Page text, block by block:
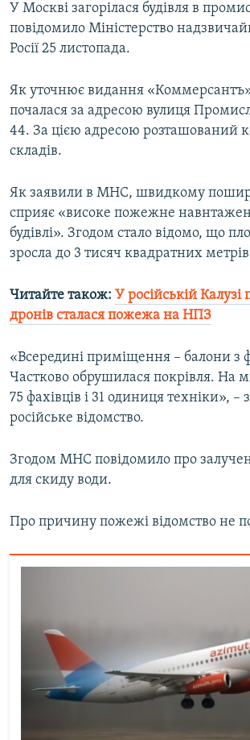
УКР
КТАТ
ДОЛУЧАЙСЯ!
Усі сайти RFE/RL
У Москві загорілася будівля в
повідомило Міністерство
Росії 25 листопада.
Як уточнює видання
почалася за адресою вулиця
44. За цією адресою розташований
складів.
Як заявили в МНС, швидкому
сприяє «високе пожежне
будівлі». Згодом стало відомо, що
зросла до 3 тисяч квадратних
Читайте також: У російській Калузі
дронів сталася пожежа на НПЗ
«Всередині приміщення – балони з
Частково обрушилася покрівля. На
75 фахівців і 31 одиниця техніки», –
російське відомство.
Згодом МНС повідомило про
для скиду води.
Про причину пожежі відомство не